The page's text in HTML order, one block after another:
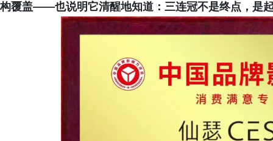
构覆盖——也说明它清醒地知道：三连冠不是终点，是